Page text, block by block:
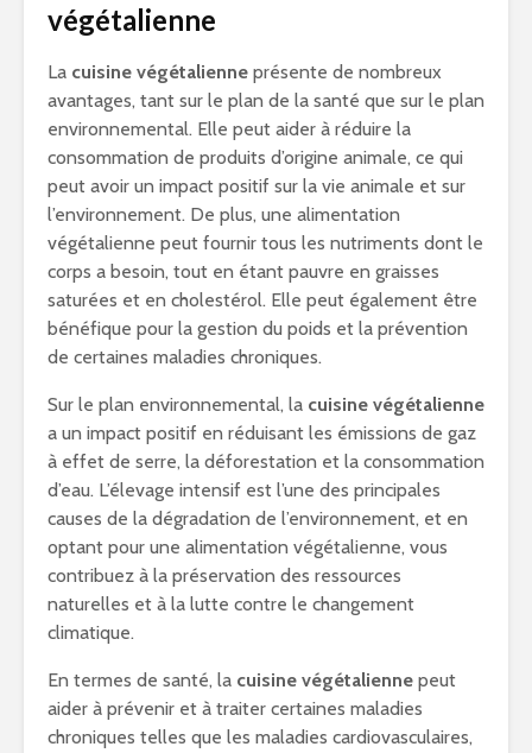
végétalienne
La cuisine végétalienne présente de nombreux
avantages, tant sur le plan de la santé que sur le plan
environnemental. Elle peut aider à réduire la
consommation de produits d’origine animale, ce qui
peut avoir un impact positif sur la vie animale et sur
l’environnement. De plus, une alimentation
végétalienne peut fournir tous les nutriments dont le
corps a besoin, tout en étant pauvre en graisses
saturées et en cholestérol. Elle peut également être
bénéfique pour la gestion du poids et la prévention
de certaines maladies chroniques.
Sur le plan environnemental, la cuisine végétalienne
a un impact positif en réduisant les émissions de gaz
à effet de serre, la déforestation et la consommation
d’eau. L’élevage intensif est l’une des principales
causes de la dégradation de l’environnement, et en
optant pour une alimentation végétalienne, vous
contribuez à la préservation des ressources
naturelles et à la lutte contre le changement
climatique.
En termes de santé, la cuisine végétalienne peut
aider à prévenir et à traiter certaines maladies
chroniques telles que les maladies cardiovasculaires,